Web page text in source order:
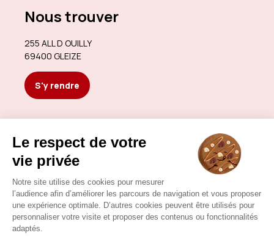
Nous trouver
255 ALL D OUILLY
69400 GLEIZE
S'y rendre
Nous contacter
04 74 67 64 34
Nous contacter